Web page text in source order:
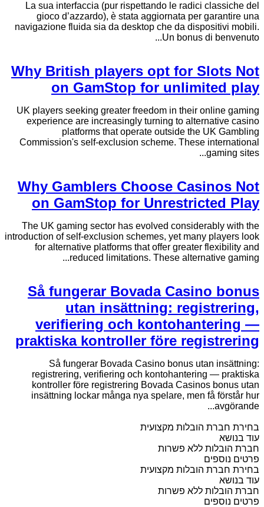
La sua interfaccia (pur rispettando le radici classiche del
gioco d’azzardo), è stata aggiornata per garantire una
navigazione fluida sia da desktop che da dispositivi mobili.
Un bonus di benvenuto...
Why British players opt for Slots Not
on GamStop for unlimited play
UK players seeking greater freedom in their online gaming
experience are increasingly turning to alternative casino
platforms that operate outside the UK Gambling
Commission's self-exclusion scheme. These international
gaming sites...
Why Gamblers Choose Casinos Not
on GamStop for Unrestricted Play
The UK gaming sector has evolved considerably with the
introduction of self-exclusion schemes, yet many players look
for alternative platforms that offer greater flexibility and
reduced limitations. These alternative gaming...
Så fungerar Bovada Casino bonus
utan insättning: registrering,
verifiering och kontohantering —
praktiska kontroller före registrering
Så fungerar Bovada Casino bonus utan insättning:
registrering, verifiering och kontohantering — praktiska
kontroller före registrering Bovada Casinos bonus utan
insättning lockar många nya spelare, men få förstår hur
avgörande...
בחירת חברת הובלות מקצועית
עוד בנושא
חברת הובלות ללא פשרות
פרטים נוספים
בחירת חברת הובלות מקצועית
עוד בנושא
חברת הובלות ללא פשרות
פרטים נוספים